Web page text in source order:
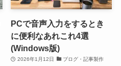
PCで音声入力をするとき
に便利なあれこれ4選
(Windows版)
2026年1月12日 ブログ・記事製作